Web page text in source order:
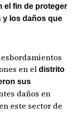
el fin de proteger
y los daños que
en el distrito
sus
daños en
este sector de